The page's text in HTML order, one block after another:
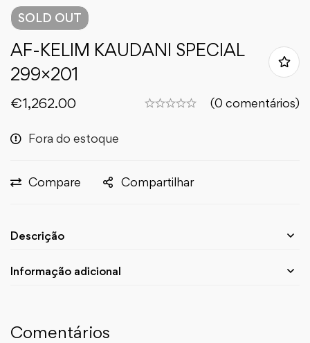
SOLD OUT
AF-KELIM KAUDANI SPECIAL
299×201
€1,262.00 (0 comentários)
Fora do estoque
Compare Compartilhar
Descrição
Informação adicional
Comentários